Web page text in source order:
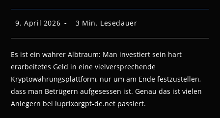
Beitrag
9. April 2026 Lesedauer:
3 Min. Lesedauer
Es ist ein wahrer Albtraum: Man investiert sein hart
erarbeitetes Geld in eine vielversprechende
Kryptowährungsplattform, nur um am Ende festzustellen,
dass man Betrügern aufgesessen ist. Genau das ist vielen
Anlegern bei luprixorgpt-de.net passiert.